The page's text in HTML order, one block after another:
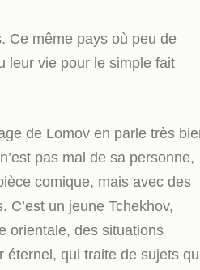
Ce même pays où peu de
leur vie pour le simple fait
de Lomov en parle très
pas mal de sa personne,
comique, mais avec des
un jeune Tchekhov,
orientale, des situations
éternel, qui traite de sujets